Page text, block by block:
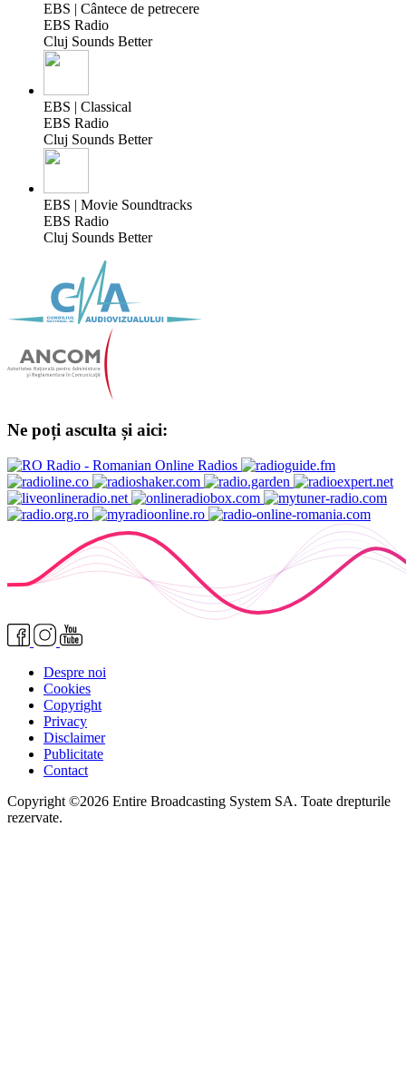
EBS | Cântece de petrecere
EBS Radio
Cluj Sounds Better
EBS | Classical
EBS Radio
Cluj Sounds Better
EBS | Movie Soundtracks
EBS Radio
Cluj Sounds Better
Ne poți asculta și aici:
Despre noi
Cookies
Copyright
Privacy
Disclaimer
Publicitate
Contact
Copyright ©2026 Entire Broadcasting System SA. Toate drepturile
rezervate.